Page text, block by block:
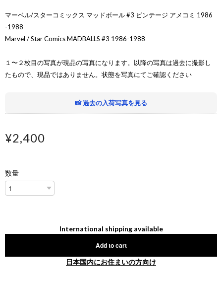
マーベル/スターコミックス マッドボール #3 ビンテージ アメコミ 1986
-1988
Marvel / Star Comics MADBALLS #3 1986-1988
１〜２枚目の写真が現品の写真になります。以降の写真は過去に撮影し
たもので、現品ではありません。状態を写真にてご確認ください
📸 過去の入荷写真を見る
¥2,400
数量
International shipping available
Add to cart
日本国内にお住まいの方向け